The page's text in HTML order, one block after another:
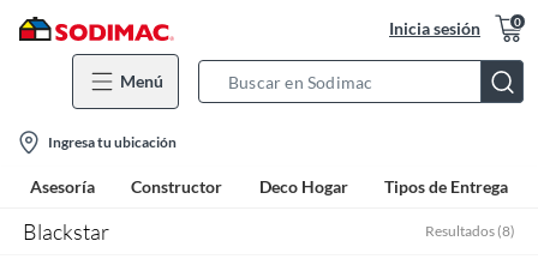
Inicia sesión 0
Menú
Bar
location-
icon
Ingresa tu ubicación
Asesoría Constructor Deco Hogar Tipos de Entrega
Blackstar Resultados (8)